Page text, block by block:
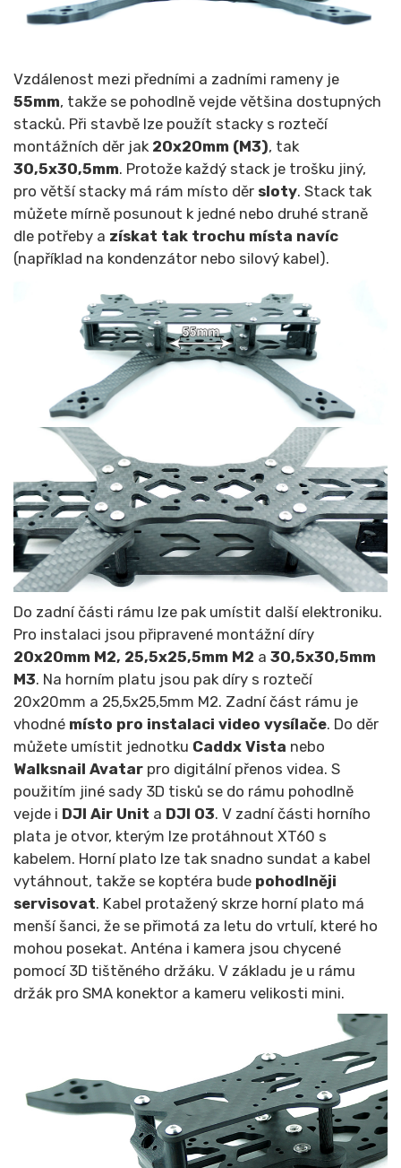
Vzdálenost mezi předními a zadními rameny je
55mm, takže se pohodlně vejde většina dostupných
stacků. Při stavbě lze použít stacky s roztečí
montážních děr jak 20x20mm (M3), tak
30,5x30,5mm. Protože každý stack je trošku jiný,
pro větší stacky má rám místo děr sloty. Stack tak
můžete mírně posunout k jedné nebo druhé straně
dle potřeby a získat tak trochu místa navíc
(například na kondenzátor nebo silový kabel).
Do zadní části rámu lze pak umístit další elektroniku.
Pro instalaci jsou připravené montážní díry
20x20mm M2, 25,5x25,5mm M2 a 30,5x30,5mm
M3. Na horním platu jsou pak díry s roztečí
20x20mm a 25,5x25,5mm M2. Zadní část rámu je
vhodné místo pro instalaci video vysílače. Do děr
můžete umístit jednotku Caddx Vista nebo
Walksnail Avatar pro digitální přenos videa. S
použitím jiné sady 3D tisků se do rámu pohodlně
vejde i DJI Air Unit a DJI O3. V zadní části horního
plata je otvor, kterým lze protáhnout XT60 s
kabelem. Horní plato lze tak snadno sundat a kabel
vytáhnout, takže se koptéra bude pohodlněji
servisovat. Kabel protažený skrze horní plato má
menší šanci, že se přimotá za letu do vrtulí, které ho
mohou posekat. Anténa i kamera jsou chycené
pomocí 3D tištěného držáku. V základu je u rámu
držák pro SMA konektor a kameru velikosti mini.